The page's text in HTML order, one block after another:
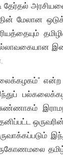
மேலான
தமிழ்